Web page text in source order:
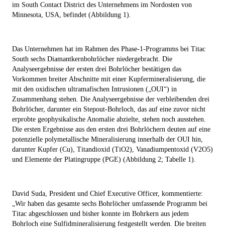
im South Contact District des Unternehmens im Nordosten von
Minnesota, USA, befindet (Abbildung 1).
Das Unternehmen hat im Rahmen des Phase-1-Programms bei Titac
South sechs Diamantkernbohrlöcher niedergebracht. Die
Analyseergebnisse der ersten drei Bohrlöcher bestätigen das
Vorkommen breiter Abschnitte mit einer Kupfermineralisierung, die
mit den oxidischen ultramafischen Intrusionen („OUI“) in
Zusammenhang stehen. Die Analyseergebnisse der verbleibenden drei
Bohrlöcher, darunter ein Stepout-Bohrloch, das auf eine zuvor nicht
erprobte geophysikalische Anomalie abzielte, stehen noch ausstehen.
Die ersten Ergebnisse aus den ersten drei Bohrlöchern deuten auf eine
potenzielle polymetallische Mineralisierung innerhalb der OUI hin,
darunter Kupfer (Cu), Titandioxid (TiO2), Vanadiumpentoxid (V2O5)
und Elemente der Platingruppe (PGE) (Abbildung 2; Tabelle 1).
David Suda, President und Chief Executive Officer, kommentierte:
„Wir haben das gesamte sechs Bohrlöcher umfassende Programm bei
Titac abgeschlossen und bisher konnte im Bohrkern aus jedem
Bohrloch eine Sulfidmineralisierung festgestellt werden. Die breiten